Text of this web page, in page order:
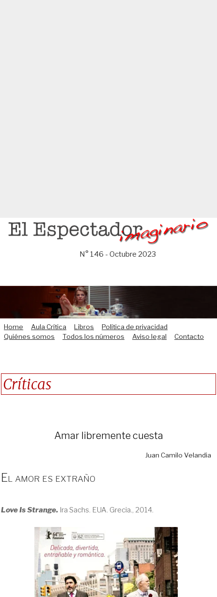
Saltar
N° 146 - Octubre 2023
Home Aula Crítica Libros
Política de privacidad
Quiénes somos
Todos los números Aviso legal Contacto
Críticas
Amar libremente cuesta
Juan Camilo Velandia
El amor es extraño
Love Is Strange. Ira Sachs. EUA. Grecia., 2014.